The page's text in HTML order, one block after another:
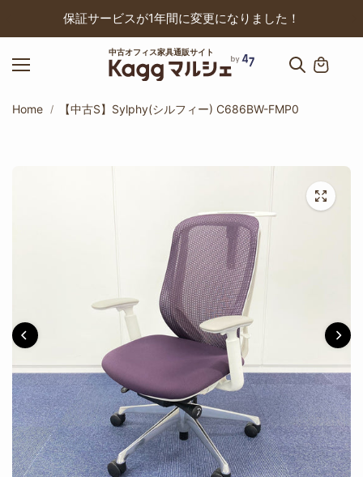
保証サービスが1年間に変更になりました！
中古オフィス家具通販サイト
Home 【中古S】Sylphy(シルフィー) C686BW-FMP0